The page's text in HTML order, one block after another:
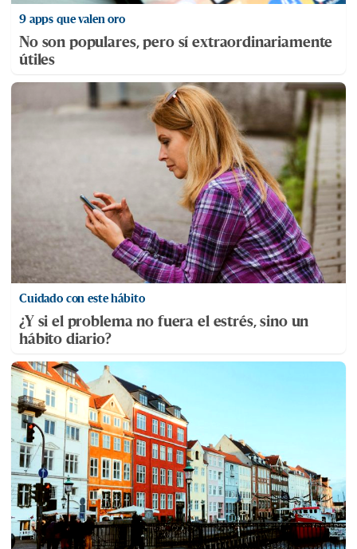
9 apps que valen oro
No son populares, pero sí extraordinariamente
útiles
Cuidado con este hábito
¿Y si el problema no fuera el estrés, sino un
hábito diario?